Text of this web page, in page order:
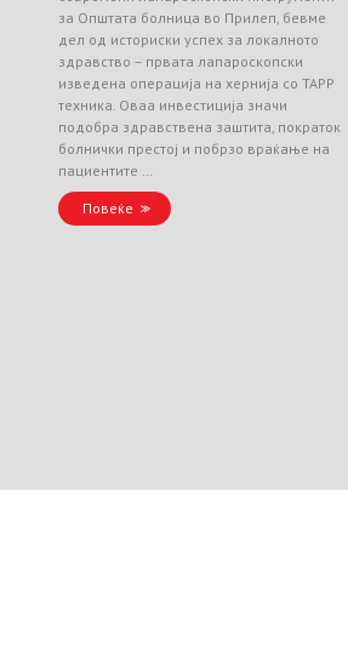
за Општата болница во Прилеп, бевме
дел од историски успех за локалното
здравство – првата лапароскопски
изведена операција на хернија со TAPP
техника. Оваа инвестиција значи
подобра здравствена заштита, пократок
болнички престој и побрзо враќање на
пациентите …
Повеќе